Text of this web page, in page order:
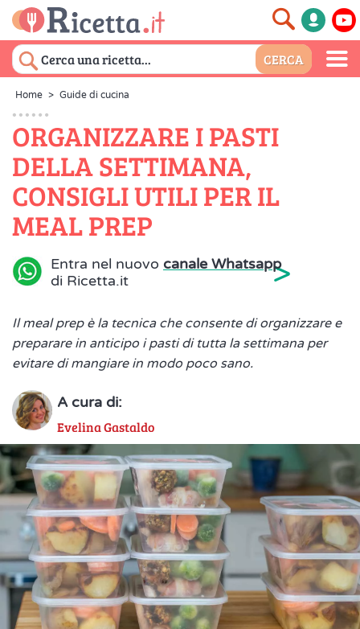
Home > Guide di cucina
ORGANIZZARE I PASTI
DELLA SETTIMANA,
CONSIGLI UTILI PER IL
MEAL PREP
Entra nel nuovo canale Whatsapp
di Ricetta.it
>
Il meal prep è la tecnica che consente di organizzare e
preparare in anticipo i pasti di tutta la settimana per
evitare di mangiare in modo poco sano.
A cura di:
Evelina Gastaldo